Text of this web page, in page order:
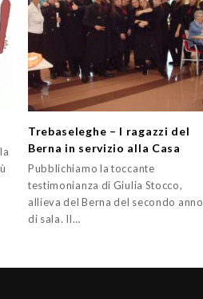
Trebaseleghe – I ragazzi del
Berna in servizio alla Casa
Pubblichiamo la toccante
testimonianza di Giulia Stocco,
allieva del Berna del secondo anno
di sala. Il…